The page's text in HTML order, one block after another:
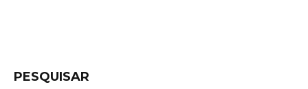
PESQUISAR